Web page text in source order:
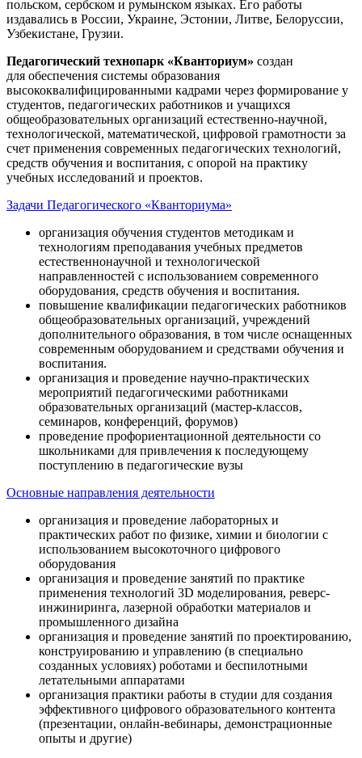
польском, сербском и румынском языках. Его работы
издавались в России, Украине, Эстонии, Литве, Белоруссии,
Узбекистане, Грузии.
Педагогический технопарк «Кванториум» создан
для обеспечения системы образования
высококвалифицированными кадрами через формирование у
студентов, педагогических работников и учащихся
общеобразовательных организаций естественно-научной,
технологической, математической, цифровой грамотности за
счет применения современных педагогических технологий,
средств обучения и воспитания, с опорой на практику
учебных исследований и проектов.
Задачи Педагогического «Кванториума»
организация обучения студентов методикам и
технологиям преподавания учебных предметов
естественнонаучной и технологической
направленностей с использованием современного
оборудования, средств обучения и воспитания.
повышение квалификации педагогических работников
общеобразовательных организаций, учреждений
дополнительного образования, в том числе оснащенных
современным оборудованием и средствами обучения и
воспитания.
организация и проведение научно-практических
мероприятий педагогическими работниками
образовательных организаций (мастер-классов,
семинаров, конференций, форумов)
проведение профориентационной деятельности со
школьниками для привлечения к последующему
поступлению в педагогические вузы
Основные направления деятельности
организация и проведение лабораторных и
практических работ по физике, химии и биологии с
использованием высокоточного цифрового
оборудования
организация и проведение занятий по практике
применения технологий 3D моделирования, реверс-
инжиниринга, лазерной обработки материалов и
промышленного дизайна
организация и проведение занятий по проектированию,
конструированию и управлению (в специально
созданных условиях) роботами и беспилотными
летательными аппаратами
организация практики работы в студии для создания
эффективного цифрового образовательного контента
(презентации, онлайн-вебинары, демонстрационные
опыты и другие)